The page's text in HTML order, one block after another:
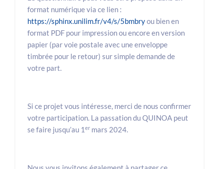
format numérique via ce lien :
https://sphinx.unilim.fr/v4/s/5bmbryou bien en
format PDF pour impression ou encore en version
papier (par voie postale avec une enveloppe
timbrée pour le retour) sur simple demande de
votre part.
Si ce projet vous intéresse, merci de nous confirmer
votre participation. La passation du QUINOA peut
se faire jusqu’au 1 er mars 2024.